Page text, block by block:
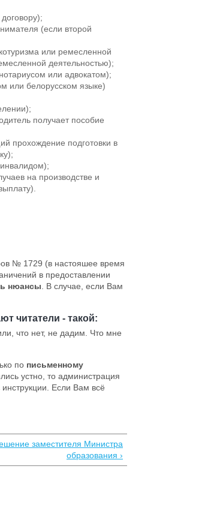
(если второй
или ремесленной
деятельностью);
или адвокатом);
или белорусском языке)
получает пособие
прохождение подготовки в
на производстве и
№ 1729 (в настояшее время
в предоставлении
нюансы . В случае, если Вам
читатели - такой:
что нет, не дадим. Что мне
по письменному
устно, то администрация
Если Вам всё
заместителя Министра
образования ›